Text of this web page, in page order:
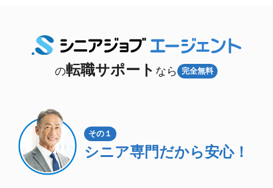
の転職サポート なら 完全無料
その１
シニア専門だから安心！